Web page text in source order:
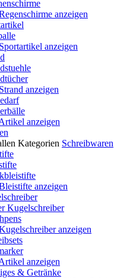
anzeigen
anzeigen
anzeigen
anzeigen
Kategorien Schreibwaren
anzeigen
Kugelschreiber
anzeigen
anzeigen
& Getränke